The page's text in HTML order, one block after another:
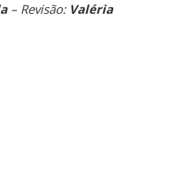
– Revisão:Valéria